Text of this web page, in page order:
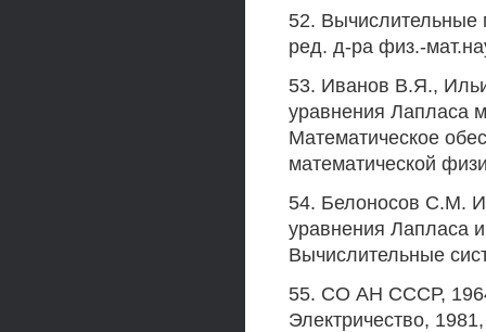
52. Вычислительные
ред. д-ра физ.-
53. Иванов В.Я.,
уравнения Лапласа
Математическое
математической
54. Белоносов С.М.
уравнения Лапласа
Вычислительные
55. СО АН СССР,
Электричество,